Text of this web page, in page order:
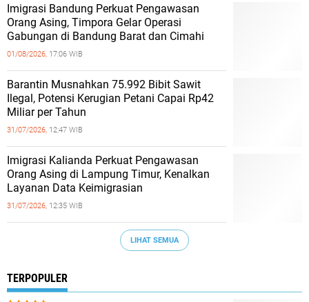
Imigrasi Bandung Perkuat Pengawasan
Orang Asing, Timpora Gelar Operasi
Gabungan di Bandung Barat dan Cimahi
01/08/2026, 17:06 WIB
Barantin Musnahkan 75.992 Bibit Sawit
Ilegal, Potensi Kerugian Petani Capai Rp42
Miliar per Tahun
31/07/2026, 12:47 WIB
Imigrasi Kalianda Perkuat Pengawasan
Orang Asing di Lampung Timur, Kenalkan
Layanan Data Keimigrasian
31/07/2026, 12:35 WIB
LIHAT SEMUA
TERPOPULER